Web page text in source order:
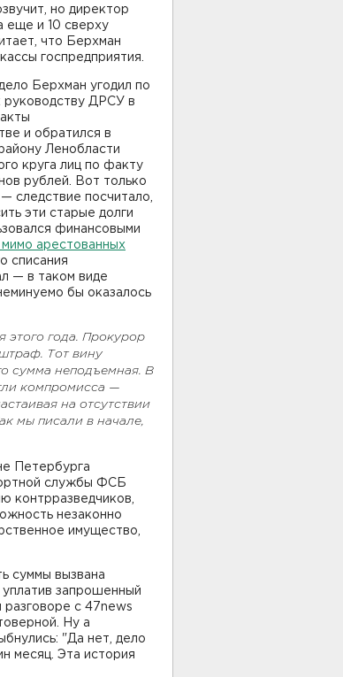
но директор
еще и 10 сверху
что Берхман
госпредприятия.
Берхман угодил по
руководству ДРСУ в
и обратился в
Ленобласти
круга лиц по факту
рублей. Вот только
следствие посчитало,
эти старые долги
финансовыми
арестованных
списания
— в таком виде
бы оказалось
этого года. Прокурор
Тот вину
сумма неподъемная. В
компромисса —
на отсутствии
мы писали в начале,
Петербурга
службы ФСБ
контрразведчиков,
незаконно
имущество,
суммы вызвана
запрошенный
с 47news
Ну а
"Да нет, дело
месяц. Эта история